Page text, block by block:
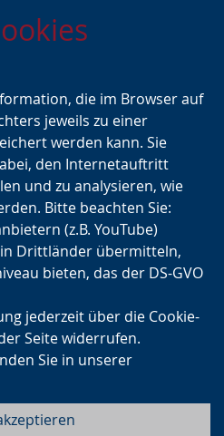
Zur
Hauptnavigation
Zur
Seitennavigation
Zum
Inhalt
die im Browser auf
jeweils zu einer
werden kann. Sie
den Internetauftritt
und zu analysieren, wie
Bitte beachten Sie:
(z.B. YouTube)
Drittländer übermitteln,
bieten, das der DS-GVO
jederzeit über die Cookie-
Seite widerrufen.
Sie in unserer